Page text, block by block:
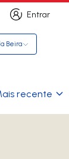
Entrar
Entrar
Beira
recente